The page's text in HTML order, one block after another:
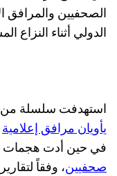
الصحفيين والمرافق
الدولي أثناء النزاع
استهدفت سلسلة من
يأويان مرافق إعلامية
في حين أدت هجمات
صحفيين، وفقاً